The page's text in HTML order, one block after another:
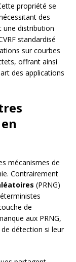
propriété se
des
une distribution
standardisé
sur courbes
offrant ainsi
des applications
mécanismes de
Contrairement
(PRNG)
de
aux PRNG,
détection si leur